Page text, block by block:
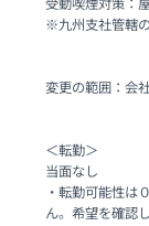
※九州支社管轄
変更の範囲：会
＜転勤＞
当面なし
・転勤可能性は
ん。希望を確認